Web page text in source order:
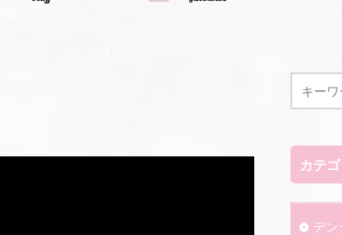
カテ
デン